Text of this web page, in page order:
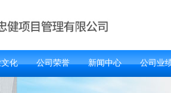
化 公司荣誉 新闻中心 公司业